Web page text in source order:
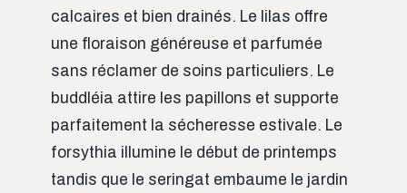
calcaires et bien drainés. Le lilas offre
une floraison généreuse et parfumée
sans réclamer de soins particuliers. Le
buddléia attire les papillons et supporte
parfaitement la sécheresse estivale. Le
forsythia illumine le début de printemps
tandis que le seringat embaume le jardin